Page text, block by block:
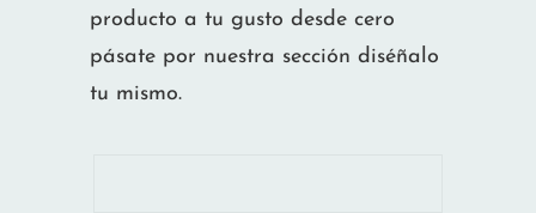
producto a tu gusto desde cero
pásate por nuestra sección diséñalo
tu mismo.